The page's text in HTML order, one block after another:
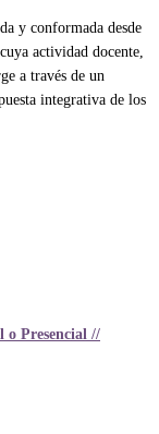
y conformada desde
actividad docente,
a través de un
integrativa de los
o Presencial //